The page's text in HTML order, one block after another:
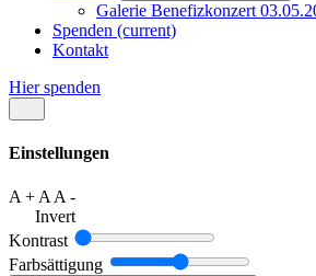
Galerie Benefizkonzert
Spenden (current)
Kontakt
Hier spenden
Einstellungen
A + A A -
Invert
Kontrast
Farbsättigung